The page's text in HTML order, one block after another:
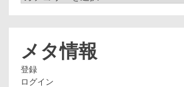
テ
メタ情報
登録
ログイン